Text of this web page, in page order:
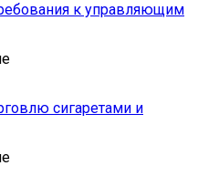
к управляющим
сигаретами и